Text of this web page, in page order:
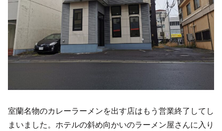
室蘭名物のカレーラーメンを出す店はもう営業終了してし
まいました。ホテルの斜め向かいのラーメン屋さんに入り